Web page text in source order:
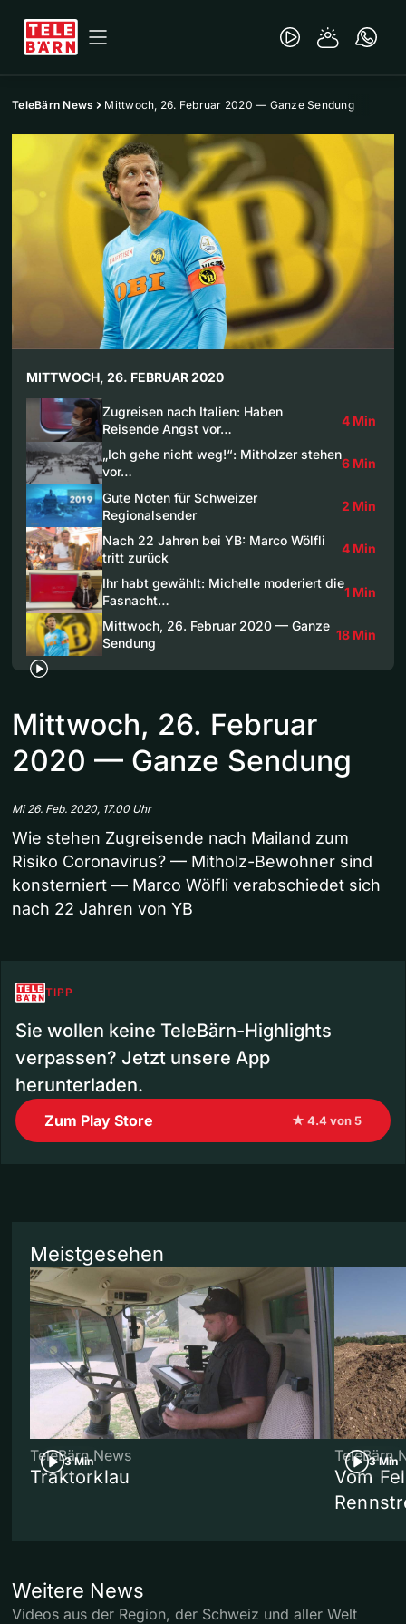
TeleBärn News Mittwoch, 26. Februar 2020 — Ganze Sendung
MITTWOCH, 26. FEBRUAR 2020
Zugreisen nach Italien: Haben
Reisende Angst vor…
4 Min
„Ich gehe nicht weg!“: Mitholzer stehen
vor…
6 Min
Gute Noten für Schweizer
Regionalsender
2 Min
Nach 22 Jahren bei YB: Marco Wölfli
tritt zurück
4 Min
Ihr habt gewählt: Michelle moderiert die
Fasnacht…
1 Min
Mittwoch, 26. Februar 2020 — Ganze
Sendung
18 Min
Mittwoch, 26. Februar
2020 — Ganze Sendung
Mi 26. Feb. 2020, 17.00 Uhr
Wie stehen Zugreisende nach Mailand zum
Risiko Coronavirus? — Mitholz-Bewohner sind
konsterniert — Marco Wölfli verabschiedet sich
nach 22 Jahren von YB
TIPP
Sie wollen keine TeleBärn-Highlights
verpassen? Jetzt unsere App
herunterladen.
Zum Play Store ★ 4.4 von 5
Meistgesehen
3 Min
TeleBärn News
Traktorklau
3 Min
TeleBärn
Vom
Weitere News
Videos aus der Region, der Schweiz und aller Welt